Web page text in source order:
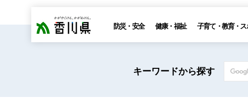
香川県 防災・安全 健康・福祉 子育て・教育・ス
キーワードから探す